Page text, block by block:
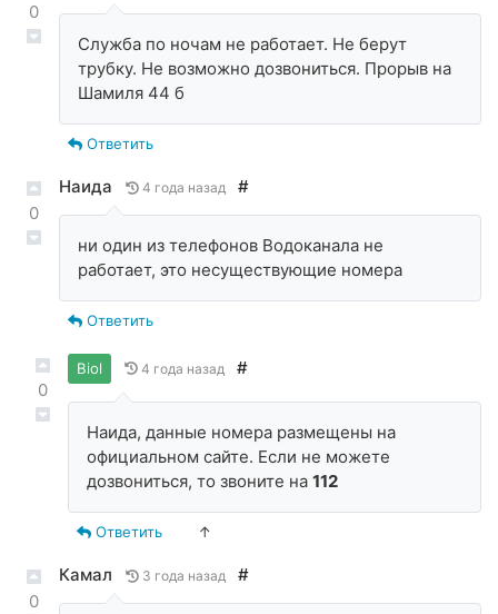
0
Служба по ночам не работает. Не берут
трубку. Не возможно дозвониться. Прорыв на
Шамиля 44 б
Ответить
0
Наида 4 года назад #
ни один из телефонов Водоканала не
работает, это несуществующие номера
Ответить
0
Biol 4 года назад #
Наида, данные номера размещены на
официальном сайте. Если не можете
дозвониться, то звоните на 112
Ответить ↑
0
Камал 3 года назад #